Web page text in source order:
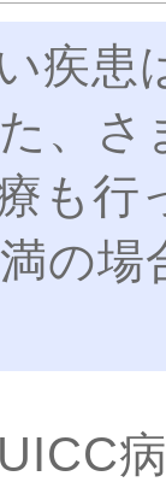
疾患
、
も行
の場